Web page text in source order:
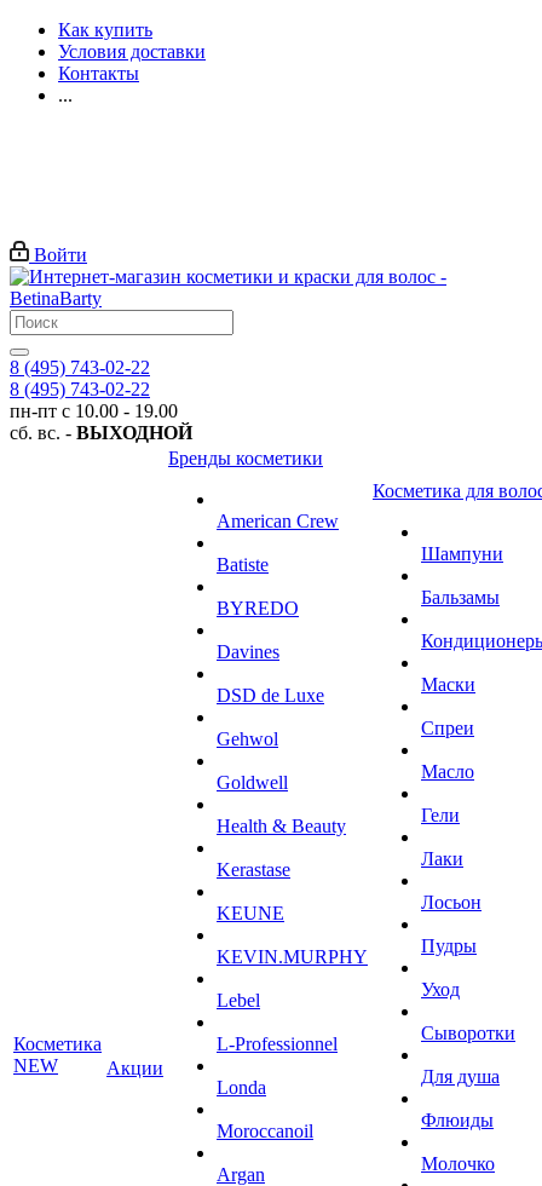
Как купить
Условия доставки
Контакты
...
Войти
8 (495) 743-02-22
8 (495) 743-02-22
пн-пт с 10.00 - 19.00
сб. вс. - ВЫХОДНОЙ
Косметика
NEW
Акции
Бренды косметики
American Crew
Batiste
BYREDO
Davines
DSD de Luxe
Gehwol
Goldwell
Health & Beauty
Kerastase
KEUNE
KEVIN.MURPHY
Lebel
L-Professionnel
Londa
Moroccanoil
Argan
Косметика для
Шампуни
Бальзамы
Маски
Спреи
Масло
Гели
Лаки
Лосьон
Пудры
Уход
Сыворотки
Для душа
Флюиды
Молочко